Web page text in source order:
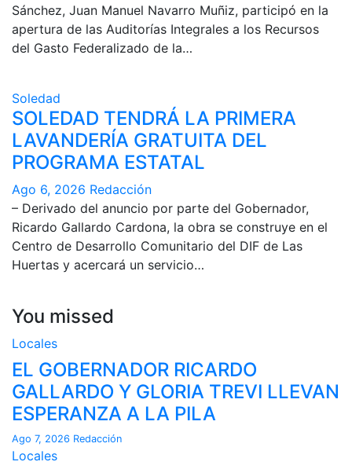
Sánchez, Juan Manuel Navarro Muñiz, participó en la
apertura de las Auditorías Integrales a los Recursos
del Gasto Federalizado de la…
Soledad
SOLEDAD TENDRÁ LA PRIMERA
LAVANDERÍA GRATUITA DEL
PROGRAMA ESTATAL
Ago 6, 2026 Redacción
– Derivado del anuncio por parte del Gobernador,
Ricardo Gallardo Cardona, la obra se construye en el
Centro de Desarrollo Comunitario del DIF de Las
Huertas y acercará un servicio…
You missed
Locales
EL GOBERNADOR RICARDO
GALLARDO Y GLORIA TREVI LLEVAN
ESPERANZA A LA PILA
Ago 7, 2026 Redacción
Locales